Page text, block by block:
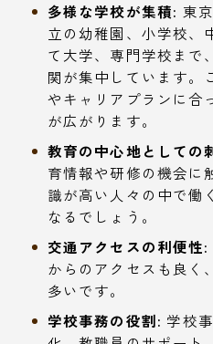
多様な学校が集積: 東
立の幼稚園、小学校、
て大学、専門学校まで
関が集中しています。
やキャリアプランに合
が広がります。
教育の中心地としての
育情報や研修の機会に
識が高い人々の中で働
なるでしょう。
交通アクセスの利便性:
からのアクセスも良く
多いです。
学校事務の役割: 学校